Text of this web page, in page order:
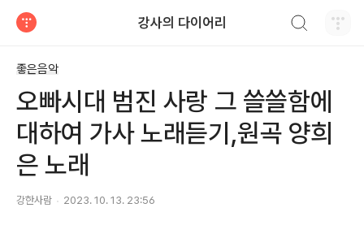
강사의 다이어리
좋은음악
오빠시대 범진 사랑 그 쓸쓸함에
대하여 가사 노래듣기,원곡 양희
은 노래
강한사람 2023. 10. 13. 23:56